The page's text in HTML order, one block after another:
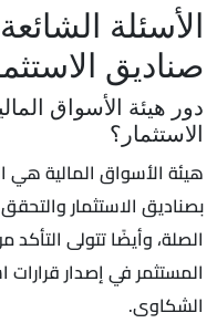
الأسئلة
صناديق
دور هيئة الأسواق
الاستثمار؟
هيئة الأسواق المالية هي
بصناديق الاستثمار
الصلة، وأيضًا تتولى التأكد
المستثمر في إصدار قرارات
الشكاوى.